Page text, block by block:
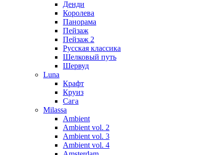
Денди
Королева
Панорама
Пейзаж
Пейзаж 2
Русская классика
Шелковый путь
Шервуд
Luna
Крафт
Круиз
Сага
Milassa
Ambient
Ambient vol. 2
Ambient vol. 3
Ambient vol. 4